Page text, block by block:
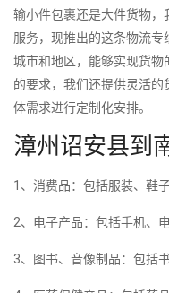
输小件包裹还是大件货物
服务，现推出的这条物流
城市和地区，能够实现货物
的要求，我们还提供灵活
体需求进行定制化安排。
漳州诏安县到
1、消费品：包括服装、鞋
2、电子产品：包括手机、
3、图书、音像制品：包括